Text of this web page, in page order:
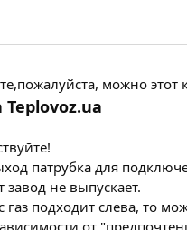
можно этот
патрубка для
не выпускает.
газ подходит слева, то
от